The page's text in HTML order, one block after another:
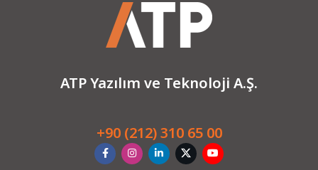
ATP Yazılım ve Teknoloji A.Ş.
+90 (212) 310 65 00